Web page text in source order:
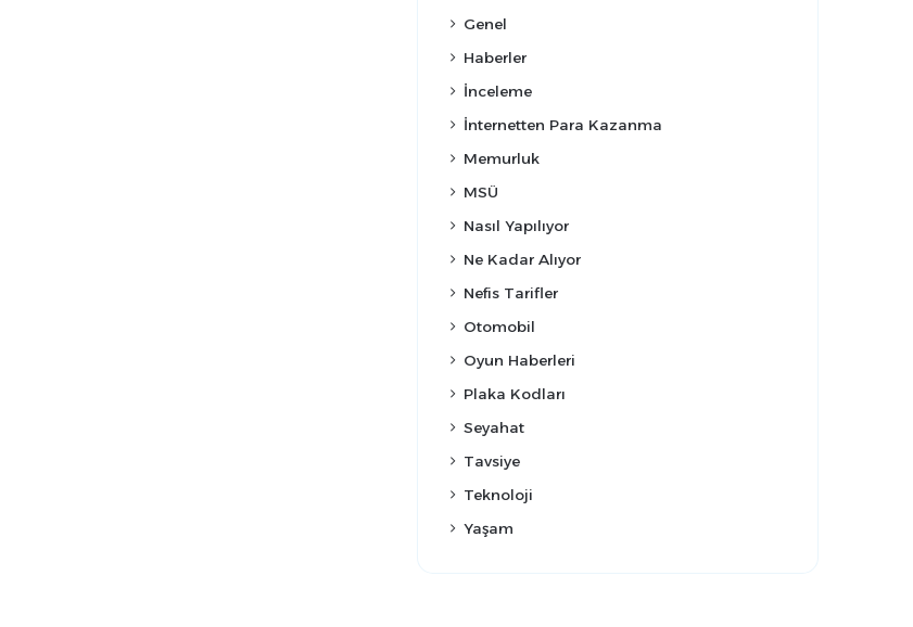
Genel
Haberler
İnceleme
İnternetten Para Kazanma
Memurluk
MSÜ
Nasıl Yapılıyor
Ne Kadar Alıyor
Nefis Tarifler
Otomobil
Oyun Haberleri
Plaka Kodları
Seyahat
Tavsiye
Teknoloji
Yaşam